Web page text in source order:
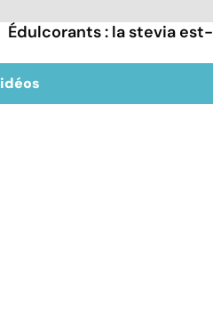
Édulcorants : la stevia